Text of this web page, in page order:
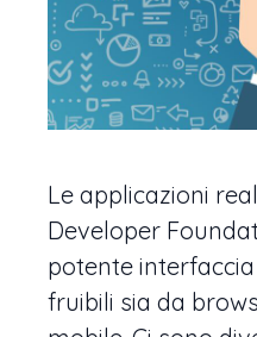
Le applicazioni
Developer
potente
fruibili sia da